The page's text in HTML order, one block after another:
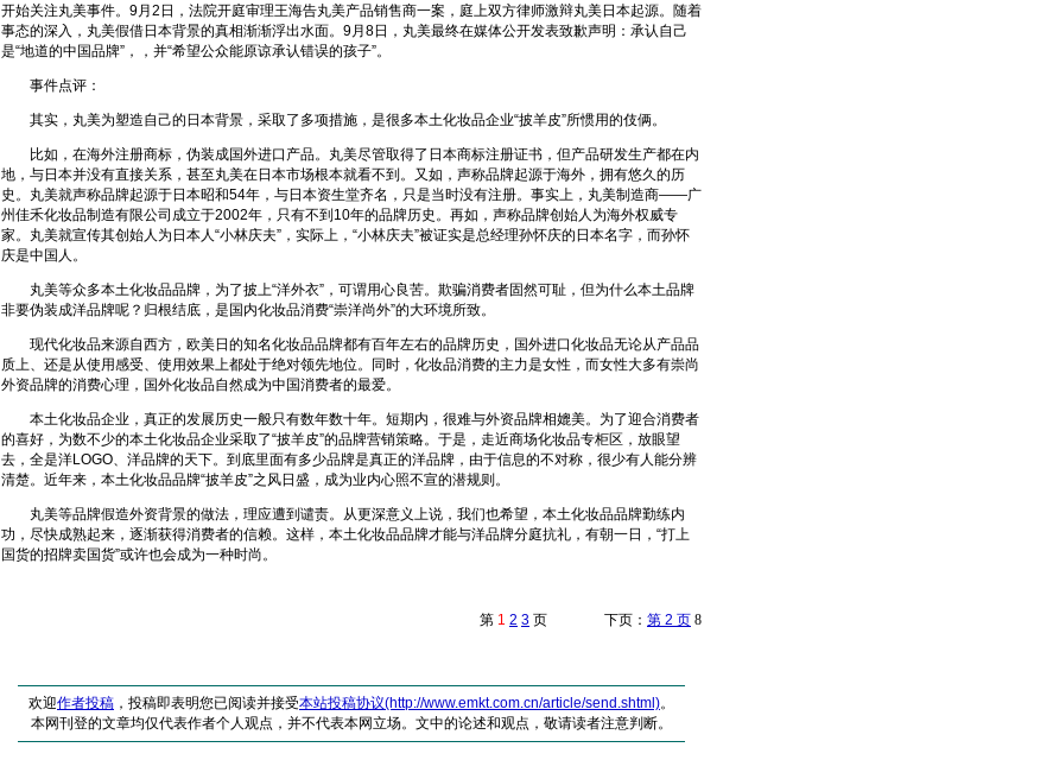
开始关注丸美事件。9月2日，法院开庭审理王海告丸美产品销售商一案，庭上双方律师激辩丸美日本起源。随着
事态的深入，丸美假借日本背景的真相渐渐浮出水面。9月8日，丸美最终在媒体公开发表致歉声明：承认自己
是“地道的中国品牌”，，并“希望公众能原谅承认错误的孩子”。
事件点评：
其实，丸美为塑造自己的日本背景，采取了多项措施，是很多本土化妆品企业“披羊皮”所惯用的伎俩。
比如，在海外注册商标，伪装成国外进口产品。丸美尽管取得了日本商标注册证书，但产品研发生产都在内
地，与日本并没有直接关系，甚至丸美在日本市场根本就看不到。又如，声称品牌起源于海外，拥有悠久的历
史。丸美就声称品牌起源于日本昭和54年，与日本资生堂齐名，只是当时没有注册。事实上，丸美制造商——广
州佳禾化妆品制造有限公司成立于2002年，只有不到10年的品牌历史。再如，声称品牌创始人为海外权威专
家。丸美就宣传其创始人为日本人“小林庆夫”，实际上，“小林庆夫”被证实是总经理孙怀庆的日本名字，而孙怀
庆是中国人。
丸美等众多本土化妆品品牌，为了披上“洋外衣”，可谓用心良苦。欺骗消费者固然可耻，但为什么本土品牌
非要伪装成洋品牌呢？归根结底，是国内化妆品消费“崇洋尚外”的大环境所致。
现代化妆品来源自西方，欧美日的知名化妆品品牌都有百年左右的品牌历史，国外进口化妆品无论从产品品
质上、还是从使用感受、使用效果上都处于绝对领先地位。同时，化妆品消费的主力是女性，而女性大多有崇尚
外资品牌的消费心理，国外化妆品自然成为中国消费者的最爱。
本土化妆品企业，真正的发展历史一般只有数年数十年。短期内，很难与外资品牌相媲美。为了迎合消费者
的喜好，为数不少的本土化妆品企业采取了“披羊皮”的品牌营销策略。于是，走近商场化妆品专柜区，放眼望
去，全是洋LOGO、洋品牌的天下。到底里面有多少品牌是真正的洋品牌，由于信息的不对称，很少有人能分辨
清楚。近年来，本土化妆品品牌“披羊皮”之风日盛，成为业内心照不宣的潜规则。
丸美等品牌假造外资背景的做法，理应遭到谴责。从更深意义上说，我们也希望，本土化妆品品牌勤练内
功，尽快成熟起来，逐渐获得消费者的信赖。这样，本土化妆品品牌才能与洋品牌分庭抗礼，有朝一日，“打上
国货的招牌卖国货”或许也会成为一种时尚。
第 1 2 3 页 下页： 第 2 页 8
欢迎作者投稿 ，投稿即表明您已阅读并接受本站投稿协议(http://www.emkt.com.cn/article/send.shtml)。
本网刊登的文章均仅代表作者个人观点，并不代表本网立场。文中的论述和观点，敬请读者注意判断。